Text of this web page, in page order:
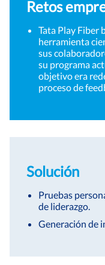
Retos
Tata Play Fiber
herramienta
sus
su programa
objetivo era
proceso de
Solución
Pruebas
de liderazgo.
Generación de